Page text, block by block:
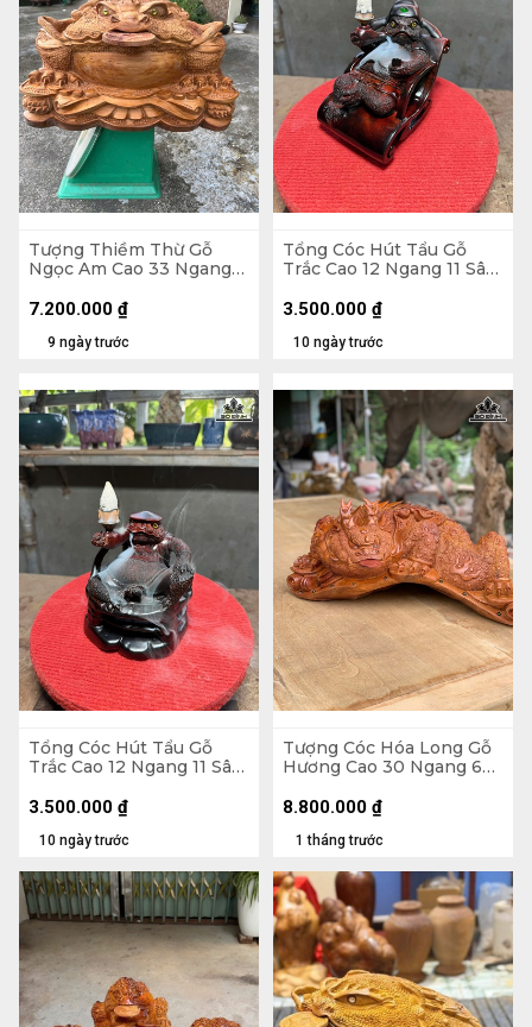
Tượng Thiềm Thừ Gỗ
Ngọc Am Cao 33 Ngang
9 ngày trước
7.200.000 ₫
Tổng Cóc Hút Tẩu Gỗ
Trắc Cao 12 Ngang 11 Sâu
10 ngày trước
3.500.000 ₫
Tổng Cóc Hút Tẩu Gỗ
Trắc Cao 12 Ngang 11 Sâu
10 ngày trước
3.500.000 ₫
Tượng Cóc Hóa Long Gỗ
Hương Cao 30 Ngang 68
1 tháng trước
8.800.000 ₫